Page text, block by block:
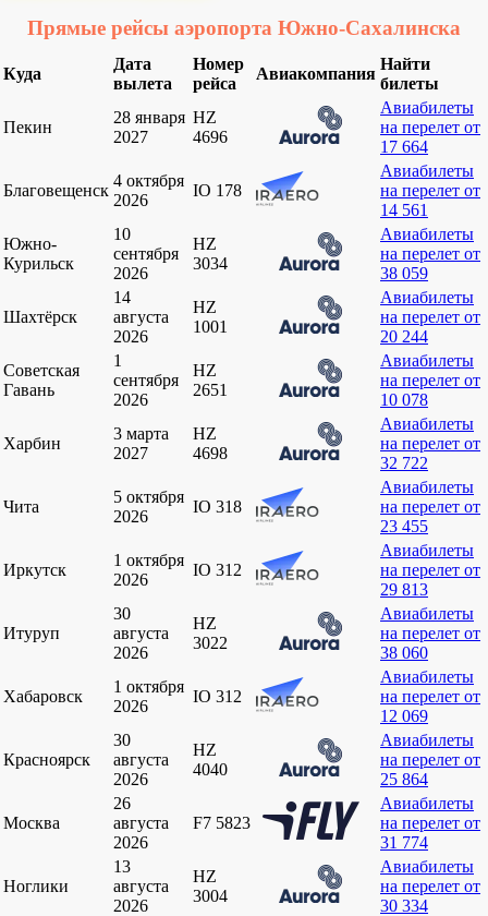
Прямые рейсы аэропорта Южно-Сахалинска
Куда
Дата
вылета
Номер
рейса
Авиакомпания
Найти
билеты
Пекин
28 января
2027
HZ
4696
Авиабилеты
на перелет от
17 664
Благовещенск
4 октября
2026
IO 178
Авиабилеты
на перелет от
14 561
Южно-
Курильск
10
сентября
2026
HZ
3034
Авиабилеты
на перелет от
38 059
Шахтёрск
14
августа
2026
HZ
1001
Авиабилеты
на перелет от
20 244
Советская
Гавань
1
сентября
2026
HZ
2651
Авиабилеты
на перелет от
10 078
Харбин
3 марта
2027
HZ
4698
Авиабилеты
на перелет от
32 722
Чита
5 октября
2026
IO 318
Авиабилеты
на перелет от
23 455
Иркутск
1 октября
2026
IO 312
Авиабилеты
на перелет от
29 813
Итуруп
30
августа
2026
HZ
3022
Авиабилеты
на перелет от
38 060
Хабаровск
1 октября
2026
IO 312
Авиабилеты
на перелет от
12 069
Красноярск
30
августа
2026
HZ
4040
Авиабилеты
на перелет от
25 864
Москва
26
августа
2026
F7 5823
Авиабилеты
на перелет от
31 774
Ноглики
13
августа
2026
HZ
3004
Авиабилеты
на перелет от
30 334